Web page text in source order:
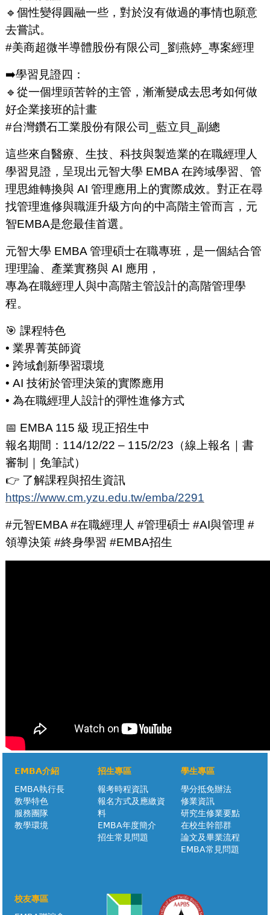
🔹個性變得圓融一些，對於沒有做過的事情也願意
去嘗試。
#美商超微半導體股份有限公司_劉燕婷_專案經理
➡️學習見證四：
🔹從一個埋頭苦幹的主管，漸漸變成去思考如何做
好企業接班的計畫
#台灣鑽石工業股份有限公司_藍立貝_副總
這些來自醫療、生技、科技與製造業的在職經理人
學習見證，呈現出元智大學 EMBA 在跨域學習、管
理思維轉換與 AI 管理應用上的實際成效。對正在尋
找管理進修與職涯升級方向的中高階主管而言，元
智EMBA是您最佳首選。
元智大學 EMBA 管理碩士在職專班，是一個結合管
理理論、產業實務與 AI 應用，
專為在職經理人與中高階主管設計的高階管理學
程。
🎯 課程特色
• 業界菁英師資
• 跨域創新學習環境
• AI 技術於管理決策的實際應用
• 為在職經理人設計的彈性進修方式
📅 EMBA 115 級 現正招生中
報名期間：114/12/22 – 115/2/23（線上報名｜書
審制｜免筆試）
👉 了解課程與招生資訊
https://www.cm.yzu.edu.tw/emba/2291
#元智EMBA #在職經理人 #管理碩士 #AI與管理 #
領導決策 #終身學習 #EMBA招生
EMBA介紹
EMBA執行長
教學特色
服務團隊
教學環境
招生專區
報考時程資訊
報名方式及應繳資
料
EMBA年度簡介
招生常見問題
學生專區
學分抵免辦法
修業資訊
研究生修業要點
在校生幹部群
論文及畢業流程
EMBA常見問題
校友專區